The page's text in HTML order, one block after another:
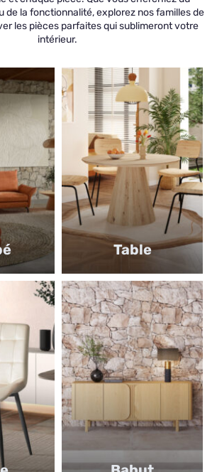
de la fonctionnalité, explorez nos familles de
les pièces parfaites qui sublimeront votre
intérieur.
Table